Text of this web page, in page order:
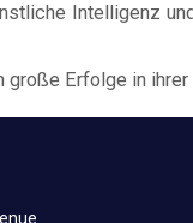
Intelligenz
große Erfolge in